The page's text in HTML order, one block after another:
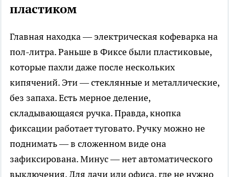
пластиком
Главная находка — электрическая кофеварка на
пол-литра. Раньше в Фиксе были пластиковые,
которые пахли даже после нескольких
кипячений. Эти — стеклянные и металлические,
без запаха. Есть мерное деление,
складывающаяся ручка. Правда, кнопка
фиксации работает туговато. Ручку можно не
поднимать — в сложенном виде она
зафиксирована. Минус — нет автоматического
выключения. Для дачи или офиса, где не нужно